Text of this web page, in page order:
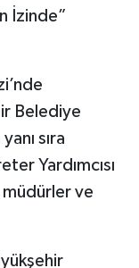
İzinde”
Belediye
sıra
Yardımcısı
müdürler ve